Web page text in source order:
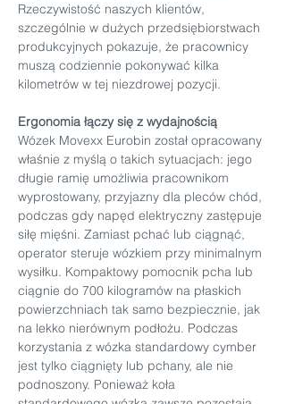
Rzeczywistość naszych klientów,
szczególnie w dużych przedsiębiorstwach
produkcyjnych pokazuje, że pracownicy
muszą codziennie pokonywać kilka
kilometrów w tej niezdrowej pozycji.
Ergonomia łączy się z wydajnością
Wózek Movexx Eurobin został opracowany
właśnie z myślą o takich sytuacjach: jego
długie ramię umożliwia pracownikom
wyprostowany, przyjazny dla pleców chód,
podczas gdy napęd elektryczny zastępuje
siłę mięśni. Zamiast pchać lub ciągnąć,
operator steruje wózkiem przy minimalnym
wysiłku. Kompaktowy pomocnik pcha lub
ciągnie do 700 kilogramów na płaskich
powierzchniach tak samo bezpiecznie, jak
na lekko nierównym podłożu. Podczas
korzystania z wózka standardowy cymber
jest tylko ciągnięty lub pchany, ale nie
podnoszony. Ponieważ koła